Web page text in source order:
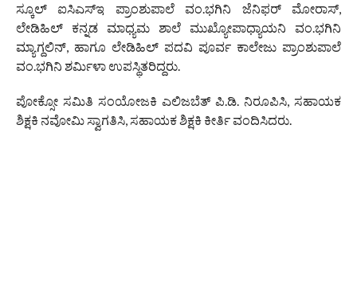
ಸ್ಕೂಲ್ ಐಸಿಎಸ್‌ಇ ಪ್ರಾಂಶುಪಾಲೆ ವಂ.ಭಗಿನಿ ಜೆನಿಫರ್ ಮೋರಾಸ್,
ಲೇಡಿಹಿಲ್ ಕನ್ನಡ ಮಾಧ್ಯಮ ಶಾಲೆ ಮುಖ್ಯೋಪಾಧ್ಯಾಯನಿ ವಂ.ಭಗಿನಿ
ಮ್ಯಾಗ್ದಲಿನ್, ಹಾಗೂ ಲೇಡಿಹಿಲ್ ಪದವಿ ಪೂರ್ವ ಕಾಲೇಜು ಪ್ರಾಂಶುಪಾಲೆ
ವಂ.ಭಗಿನಿ ಶರ್ಮಿಳಾ ಉಪಸ್ಥಿತರಿದ್ದರು.
ಪೋಕ್ಸೋ ಸಮಿತಿ ಸಂಯೋಜಕಿ ಎಲಿಜಬೆತ್ ಪಿ.ಡಿ. ನಿರೂಪಿಸಿ, ಸಹಾಯಕ
ಶಿಕ್ಷಕಿ ನವೋಮಿ ಸ್ವಾಗತಿಸಿ, ಸಹಾಯಕ ಶಿಕ್ಷಕಿ ಕೀರ್ತಿ ವಂದಿಸಿದರು.